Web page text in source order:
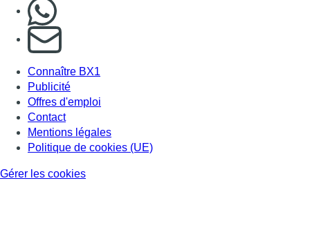
S'abonner à notre newsletter
Connaître BX1
Publicité
Offres d'emploi
Contact
Mentions légales
Politique de cookies (UE)
Gérer les cookies